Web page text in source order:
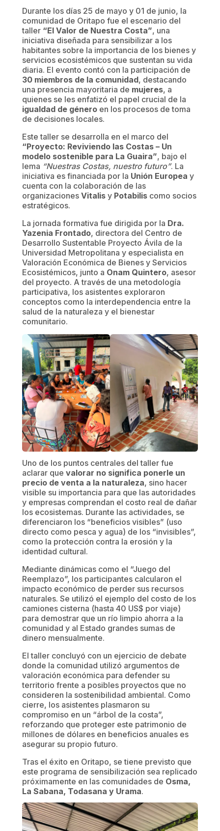
Durante los días 25 de mayo y 01 de junio, la
comunidad de Oritapo fue el escenario del
taller “El Valor de Nuestra Costa”, una
iniciativa diseñada para sensibilizar a los
habitantes sobre la importancia de los bienes y
servicios ecosistémicos que sustentan su vida
diaria. El evento contó con la participación de
30 miembros de la comunidad, destacando
una presencia mayoritaria de mujeres, a
quienes se les enfatizó el papel crucial de la
igualdad de géneroen los procesos de toma
de decisiones locales.
Este taller se desarrolla en el marco del
“Proyecto: Reviviendo las Costas – Un
modelo sostenible para La Guaira”, bajo el
lema “Nuestras Costas, nuestro futuro”. La
iniciativa es financiada por la Unión Europea y
cuenta con la colaboración de las
organizaciones Vitalisy Potabiliscomo socios
estratégicos.
La jornada formativa fue dirigida por la Dra.
Yazenia Frontado, directora del Centro de
Desarrollo Sustentable Proyecto Ávila de la
Universidad Metropolitana y especialista en
Valoración Económica de Bienes y Servicios
Ecosistémicos, junto a Onam Quintero, asesor
del proyecto. A través de una metodología
participativa, los asistentes exploraron
conceptos como la interdependencia entre la
salud de la naturaleza y el bienestar
comunitario.
Uno de los puntos centrales del taller fue
aclarar que valorar no significa ponerle un
precio de venta a la naturaleza, sino hacer
visible su importancia para que las autoridades
y empresas comprendan el costo real de dañar
los ecosistemas. Durante las actividades, se
diferenciaron los “beneficios visibles” (uso
directo como pesca y agua) de los “invisibles”,
como la protección contra la erosión y la
identidad cultural.
Mediante dinámicas como el “Juego del
Reemplazo”, los participantes calcularon el
impacto económico de perder sus recursos
naturales. Se utilizó el ejemplo del costo de los
camiones cisterna (hasta 40 US$ por viaje)
para demostrar que un río limpio ahorra a la
comunidad y al Estado grandes sumas de
dinero mensualmente.
El taller concluyó con un ejercicio de debate
donde la comunidad utilizó argumentos de
valoración económica para defender su
territorio frente a posibles proyectos que no
consideren la sostenibilidad ambiental. Como
cierre, los asistentes plasmaron su
compromiso en un “árbol de la costa”,
reforzando que proteger este patrimonio de
millones de dólares en beneficios anuales es
asegurar su propio futuro.
Tras el éxito en Oritapo, se tiene previsto que
este programa de sensibilización sea replicado
próximamente en las comunidades de Osma,
La Sabana, Todasana y Urama.